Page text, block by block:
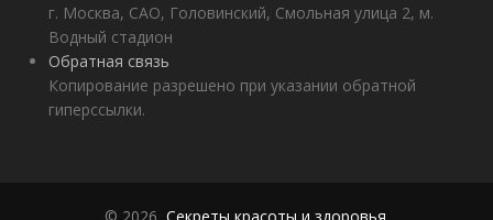
г. Москва, САО, Головинский, Смольная улица 2, м.
Водный стадион
Обратная связь
Копирование разрешено при указании обратной
гиперссылки.